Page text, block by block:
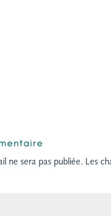
ne sera pas publiée. Les